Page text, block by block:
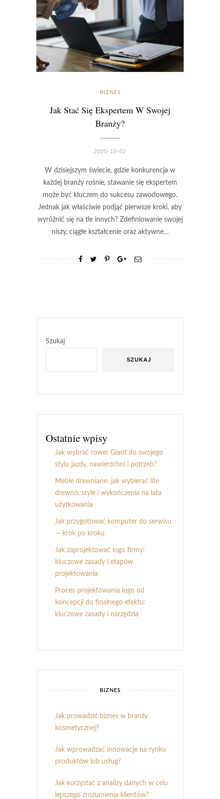
BIZNES
Jak Stać Się Ekspertem W Swojej
Branży?
2020-10-02
W dzisiejszym świecie, gdzie konkurencja w
każdej branży rośnie, stawanie się ekspertem
może być kluczem do sukcesu zawodowego.
Jednak jak właściwie podjąć pierwsze kroki, aby
wyróżnić się na tle innych? Zdefiniowanie swojej
niszy, ciągłe kształcenie oraz aktywne…
Szukaj
SZUKAJ
Ostatnie wpisy
Jak wybrać rower Giant do swojego
stylu jazdy, nawierzchni i potrzeb?
Meble drewniane: jak wybierać lite
drewno, style i wykończenia na lata
użytkowania
Jak przygotować komputer do serwisu
— krok po kroku
Jak zaprojektować logo firmy:
kluczowe zasady i etapów
projektowania
Proces projektowania logo od
koncepcji do finalnego efektu:
kluczowe zasady i narzędzia
BIZNES
Jak prowadzić biznes w branży
kosmetycznej?
Jak wprowadzać innowacje na rynku
produktów lub usług?
Jak korzystać z analizy danych w celu
lepszego zrozumienia klientów?